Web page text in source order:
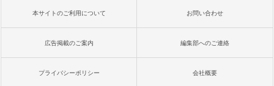
本サイトのご利用について お問い合わせ
広告掲載のご案内 編集部へのご連絡
プライバシーポリシー 会社概要